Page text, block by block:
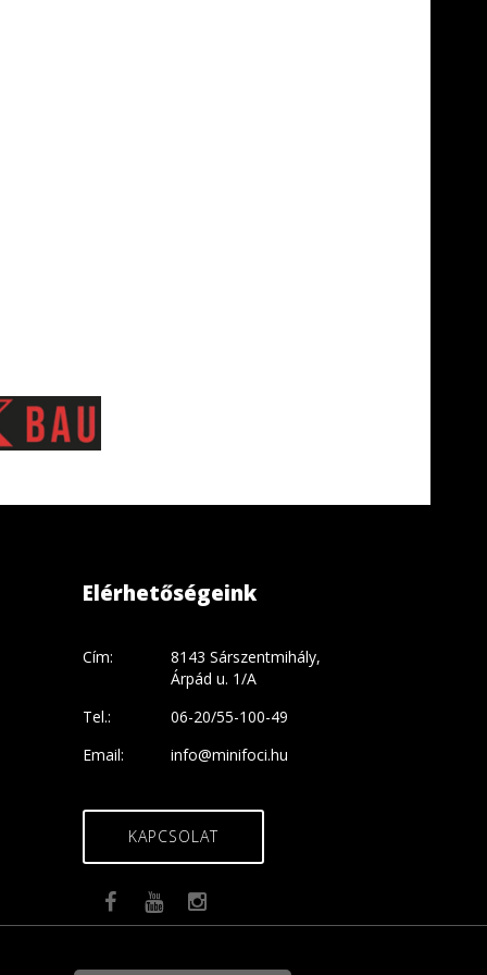
Elérhetőségeink
Cím:
8143 Sárszentmihály,
Árpád u. 1/A
Tel.:
06-20/55-100-49
Email:
info@minifoci.hu
KAPCSOLAT